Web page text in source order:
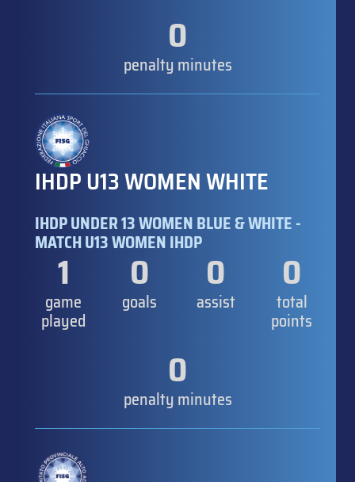
0
penalty minutes
IHDP U13 WOMEN WHITE
IHDP UNDER 13 WOMEN BLUE & WHITE -
MATCH U13 WOMEN IHDP
1
game
played
0
goals
0
assist
0
total
points
0
penalty minutes